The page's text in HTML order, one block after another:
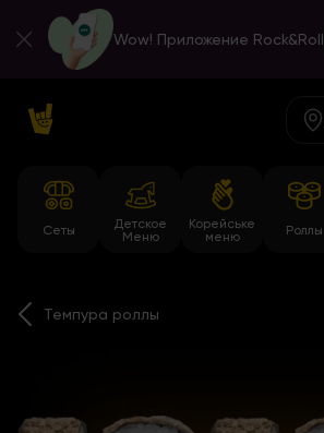
Wow! Приложение Rock&Roll
Сеты
Детское
Меню
Корейське
меню
Роллы
Темпура роллы